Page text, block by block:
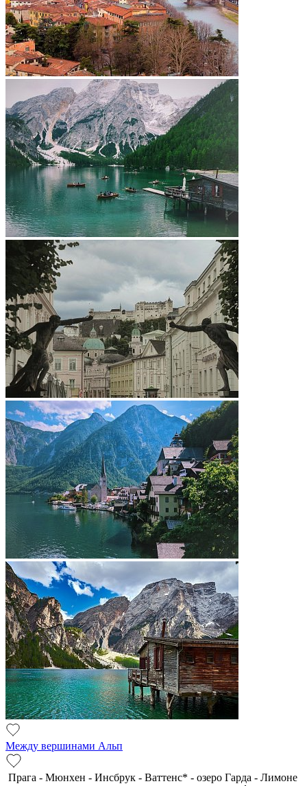
Между вершинами Альп
Прага - Мюнхен - Инсбрук - Ваттенс* - озеро Гарда - Лимоне